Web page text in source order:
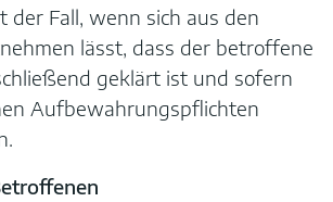
der Fall, wenn sich aus den
lässt, dass der betroffene
geklärt ist und sofern
Aufbewahrungspflichten